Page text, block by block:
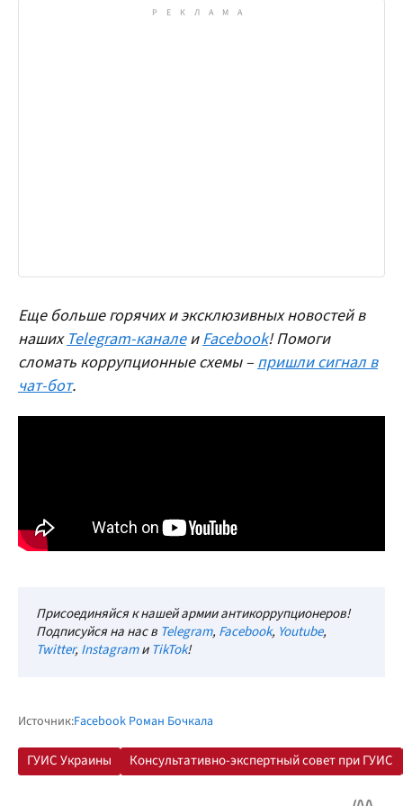
Еще больше горячих и эксклюзивных новостей в
нашихTelegram-канале иFacebook! Помоги
сломать коррупционные схемы –пришли сигнал в
чат-бот.
Присоединяйся к нашей армии антикоррупционеров!
Подписуйся на нас в Telegram, Facebook, Youtube,
Twitter, InstagramиTikTok!
Источник:Facebook Роман Бочкала
ГУИС Украины Консультативно-экспертный совет при ГУИС